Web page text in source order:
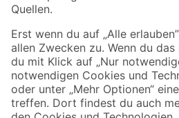
Sicher einkaufen
Jetzt die toom-App herunterladen